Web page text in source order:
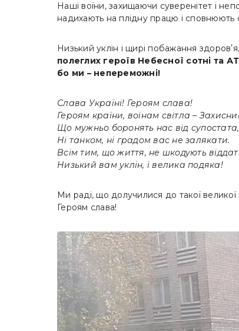
Наші воїни, захищаючи суверенітет і
надихають на плідну працю і сповнюють
Низький уклін і щирі побажання
полеглих героїв Небесної сотні та
бо ми – непереможні!
Слава Україні! Героям слава!
Героям країни, воїнам світла –
Що мужньо боронять нас від супостата,
Ні танком, ні градом вас не залякати.
Всім тим, що життя, не шкодують
Низький вам уклін, і велика подяка!
Ми раді, що долучилися до такої великої
Героям слава!